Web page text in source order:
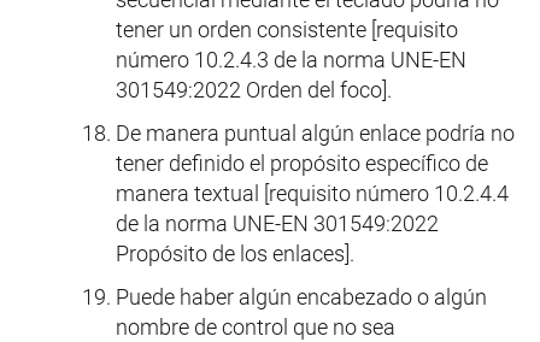
tener un orden consistente [requisito
número 10.2.4.3 de la norma UNE-EN
301549:2022 Orden del foco].
De manera puntual algún enlace podría no
tener definido el propósito específico de
manera textual [requisito número 10.2.4.4
de la norma UNE-EN 301549:2022
Propósito de los enlaces].
Puede haber algún encabezado o algún
nombre de control que no sea